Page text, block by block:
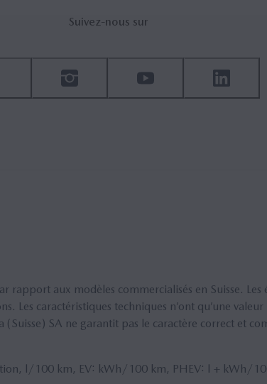
Suivez-nous sur
rapport aux modèles commercialisés en Suisse.
Les caractéristiques techniques n’ont qu’une
(Suisse) SA ne garantit pas le caractère correct et
l/100 km, EV: kWh/100 km, PHEV: l + kWh/